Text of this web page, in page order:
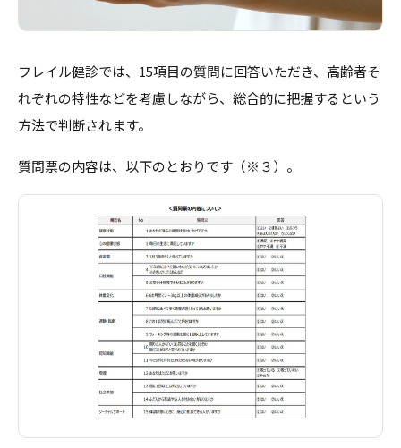
フレイル健診では、15項目の質問に回答いただき、高齢者そ
れぞれの特性などを考慮しながら、総合的に把握するという
方法で判断されます。
質問票の内容は、以下のとおりです（※３）。